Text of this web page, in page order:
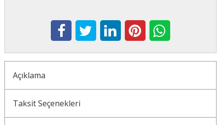
Açıklama
Taksit Seçenekleri